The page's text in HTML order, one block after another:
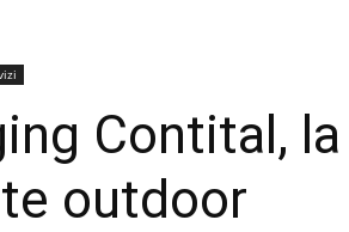
Contital,
outdoor